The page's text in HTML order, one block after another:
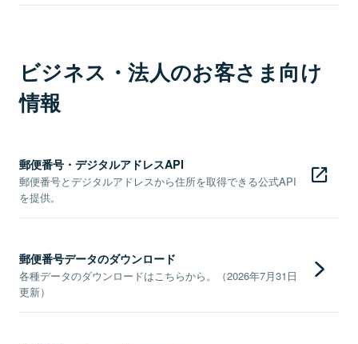
ビジネス・法人のお客さま向け
情報
郵便番号・デジタルアドレスAPI
郵便番号とデジタルアドレスから住所を取得できる公式API
を提供。
郵便番号データのダウンロード
各種データのダウンロードはこちらから。（2026年7月31日
更新）